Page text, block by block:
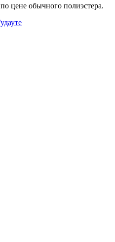
цене обычного полиэстера.